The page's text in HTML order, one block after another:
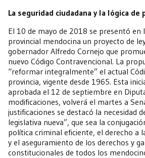
La seguridad ciudadana y la lógica de
El 10 de mayo de 2018 se presentó en
provincial mendocina un proyecto de
gobernador Alfredo Cornejo que
nuevo Código Contravencional. La
“reformar integralmente” el actual
provincia, vigente desde 1965. Esta
aprobada el 12 de septiembre en
modificaciones, volverá el martes a
justificaciones se destacó la necesidad
legislativa nueva”, que sea la
política criminal eficiente, el derecho a
y el aseguramiento de los derechos y
constitucionales de todos los